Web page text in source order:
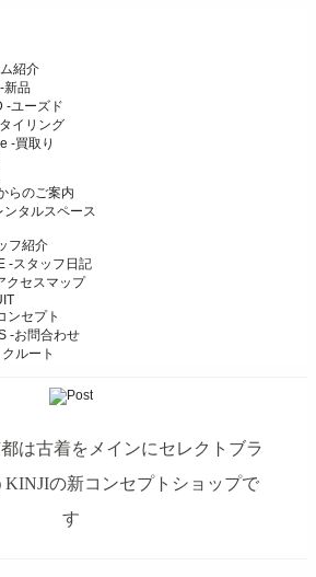
紹介
品
-ユーズド
イリング
-買取り
らのご案内
ンタルスペース
フ紹介
-スタッフ日記
クセスマップ
ンセプト
-お問合わせ
ルート
は古着をメインにセレクトブラ
KINJIの新コンセプトショップで
す